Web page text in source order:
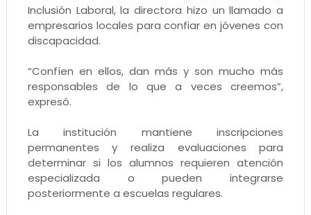
Inclusión Laboral, la directora hizo un llamado a
empresarios locales para confiar en jóvenes con
discapacidad.
“Confíen en ellos, dan más y son mucho más
responsables de lo que a veces creemos”,
expresó.
La institución mantiene inscripciones
permanentes y realiza evaluaciones para
determinar si los alumnos requieren atención
especializada o pueden integrarse
posteriormente a escuelas regulares.